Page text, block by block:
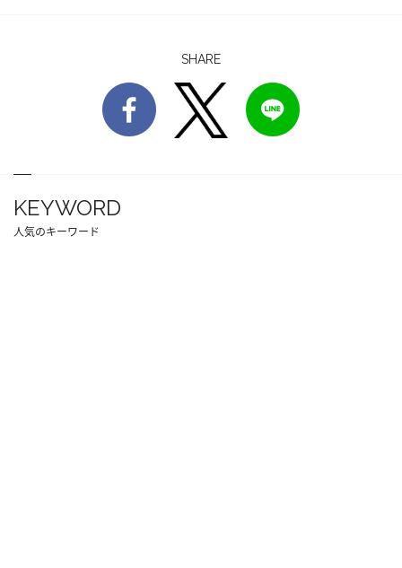
SHARE
KEYWORD
人気のキーワード